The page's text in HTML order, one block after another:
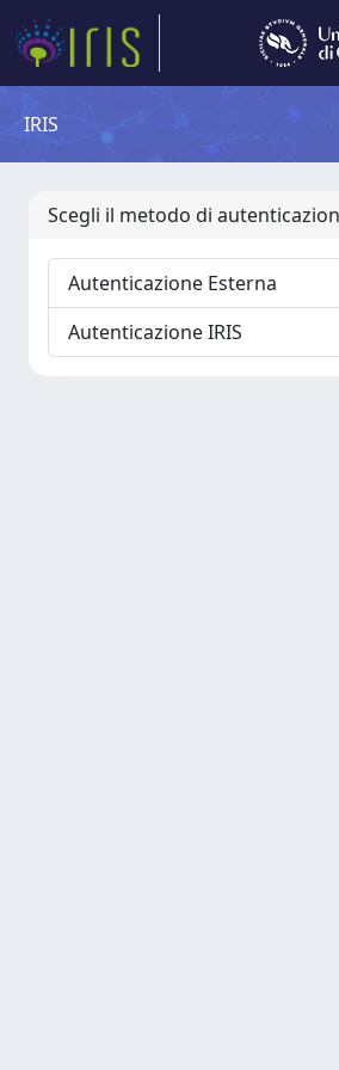
IRIS
Scegli il metodo di
Autenticazione Esterna
Autenticazione IRIS